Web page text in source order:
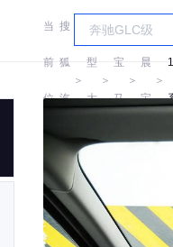
当
前
位
搜
狐
汽
＞
车
型
大
＞
宝
马
＞
华
晨
宝
＞
1